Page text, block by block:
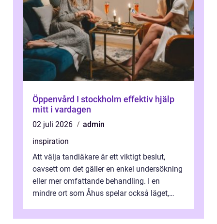
Öppenvård I stockholm effektiv hjälp
mitt i vardagen
02 juli 2026
admin
inspiration
Att välja tandläkare är ett viktigt beslut,
oavsett om det gäller en enkel undersökning
eller mer omfattande behandling. I en
mindre ort som Åhus spelar också läget,